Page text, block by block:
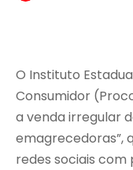
O Instituto
Consumidor
a venda irregular
emagrecedoras”,
redes sociais